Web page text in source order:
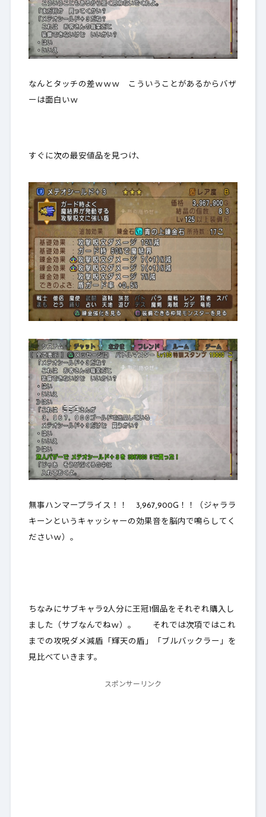
なんとタッチの差ｗｗｗ こういうことがあるからバザ
ーは面白いｗ
すぐに次の最安値品を見つけ、
無事ハンマープライス！！ 3,967,900G！！（ジャララ
キーンというキャッシャーの効果音を脳内で鳴らしてく
ださいｗ）。
ちなみにサブキャラ2人分に王冠1個品をそれぞれ購入し
ました（サブなんでねｗ）。 それでは次項ではこれ
までの攻呪ダメ減盾「輝天の盾」「ブルバックラー」を
見比べていきます。
スポンサーリンク